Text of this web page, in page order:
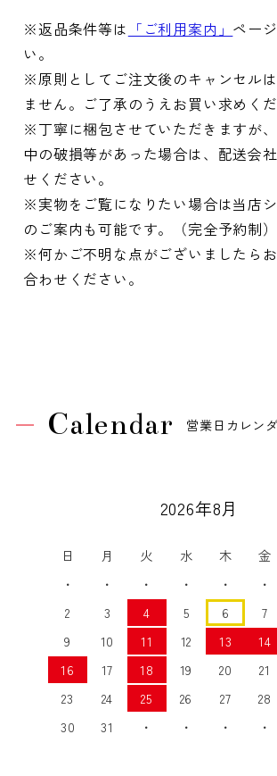
※返品条件等は 「ご利用案内」 ペー
い。
※原則としてご注文後のキャンセル
ません。ご了承のうえお買い求めくだ
※丁寧に梱包させていただきますが
中の破損等があった場合は、配送会
せください。
※実物をご覧になりたい場合は当店
のご案内も可能です。（完全予約制）
※何かご不明な点がございましたら
合わせください。
Calendar 営業日カレン
2026年8月
日 月 火 水 木 金
・
・ ・ ・ ・ ・
2
3 4 5 6 7
9
10 11 12 13 14
16
17 18 19 20 21
23
24 25 26 27 28
30
31 ・ ・ ・ ・